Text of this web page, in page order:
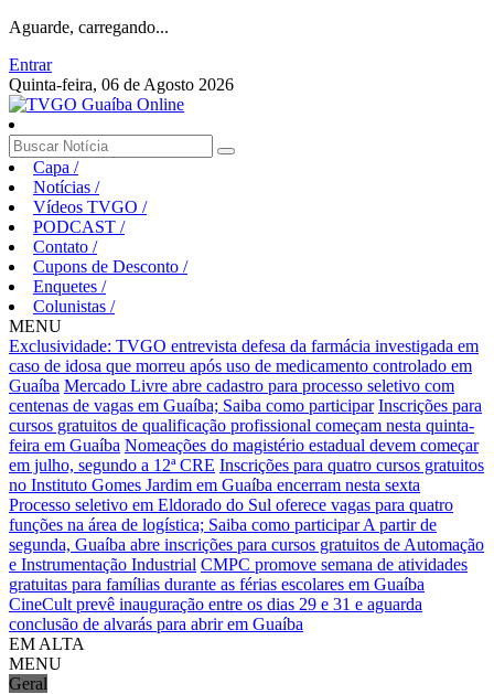
Aguarde, carregando...
Entrar
Quinta-feira, 06 de Agosto 2026
Capa /
Notícias /
Vídeos TVGO /
PODCAST /
Contato /
Cupons de Desconto /
Enquetes /
Colunistas /
MENU
Exclusividade: TVGO entrevista defesa da farmácia investigada em
caso de idosa que morreu após uso de medicamento controlado em
Guaíba Mercado Livre abre cadastro para processo seletivo com
centenas de vagas em Guaíba; Saiba como participar Inscrições para
cursos gratuitos de qualificação profissional começam nesta quinta-
feira em Guaíba Nomeações do magistério estadual devem começar
em julho, segundo a 12ª CRE Inscrições para quatro cursos gratuitos
no Instituto Gomes Jardim em Guaíba encerram nesta sexta
Processo seletivo em Eldorado do Sul oferece vagas para quatro
funções na área de logística; Saiba como participarA partir de
segunda, Guaíba abre inscrições para cursos gratuitos de Automação
e Instrumentação Industrial CMPC promove semana de atividades
gratuitas para famílias durante as férias escolares em Guaíba
CineCult prevê inauguração entre os dias 29 e 31 e aguarda
conclusão de alvarás para abrir em Guaíba
EM ALTA
MENU
Geral